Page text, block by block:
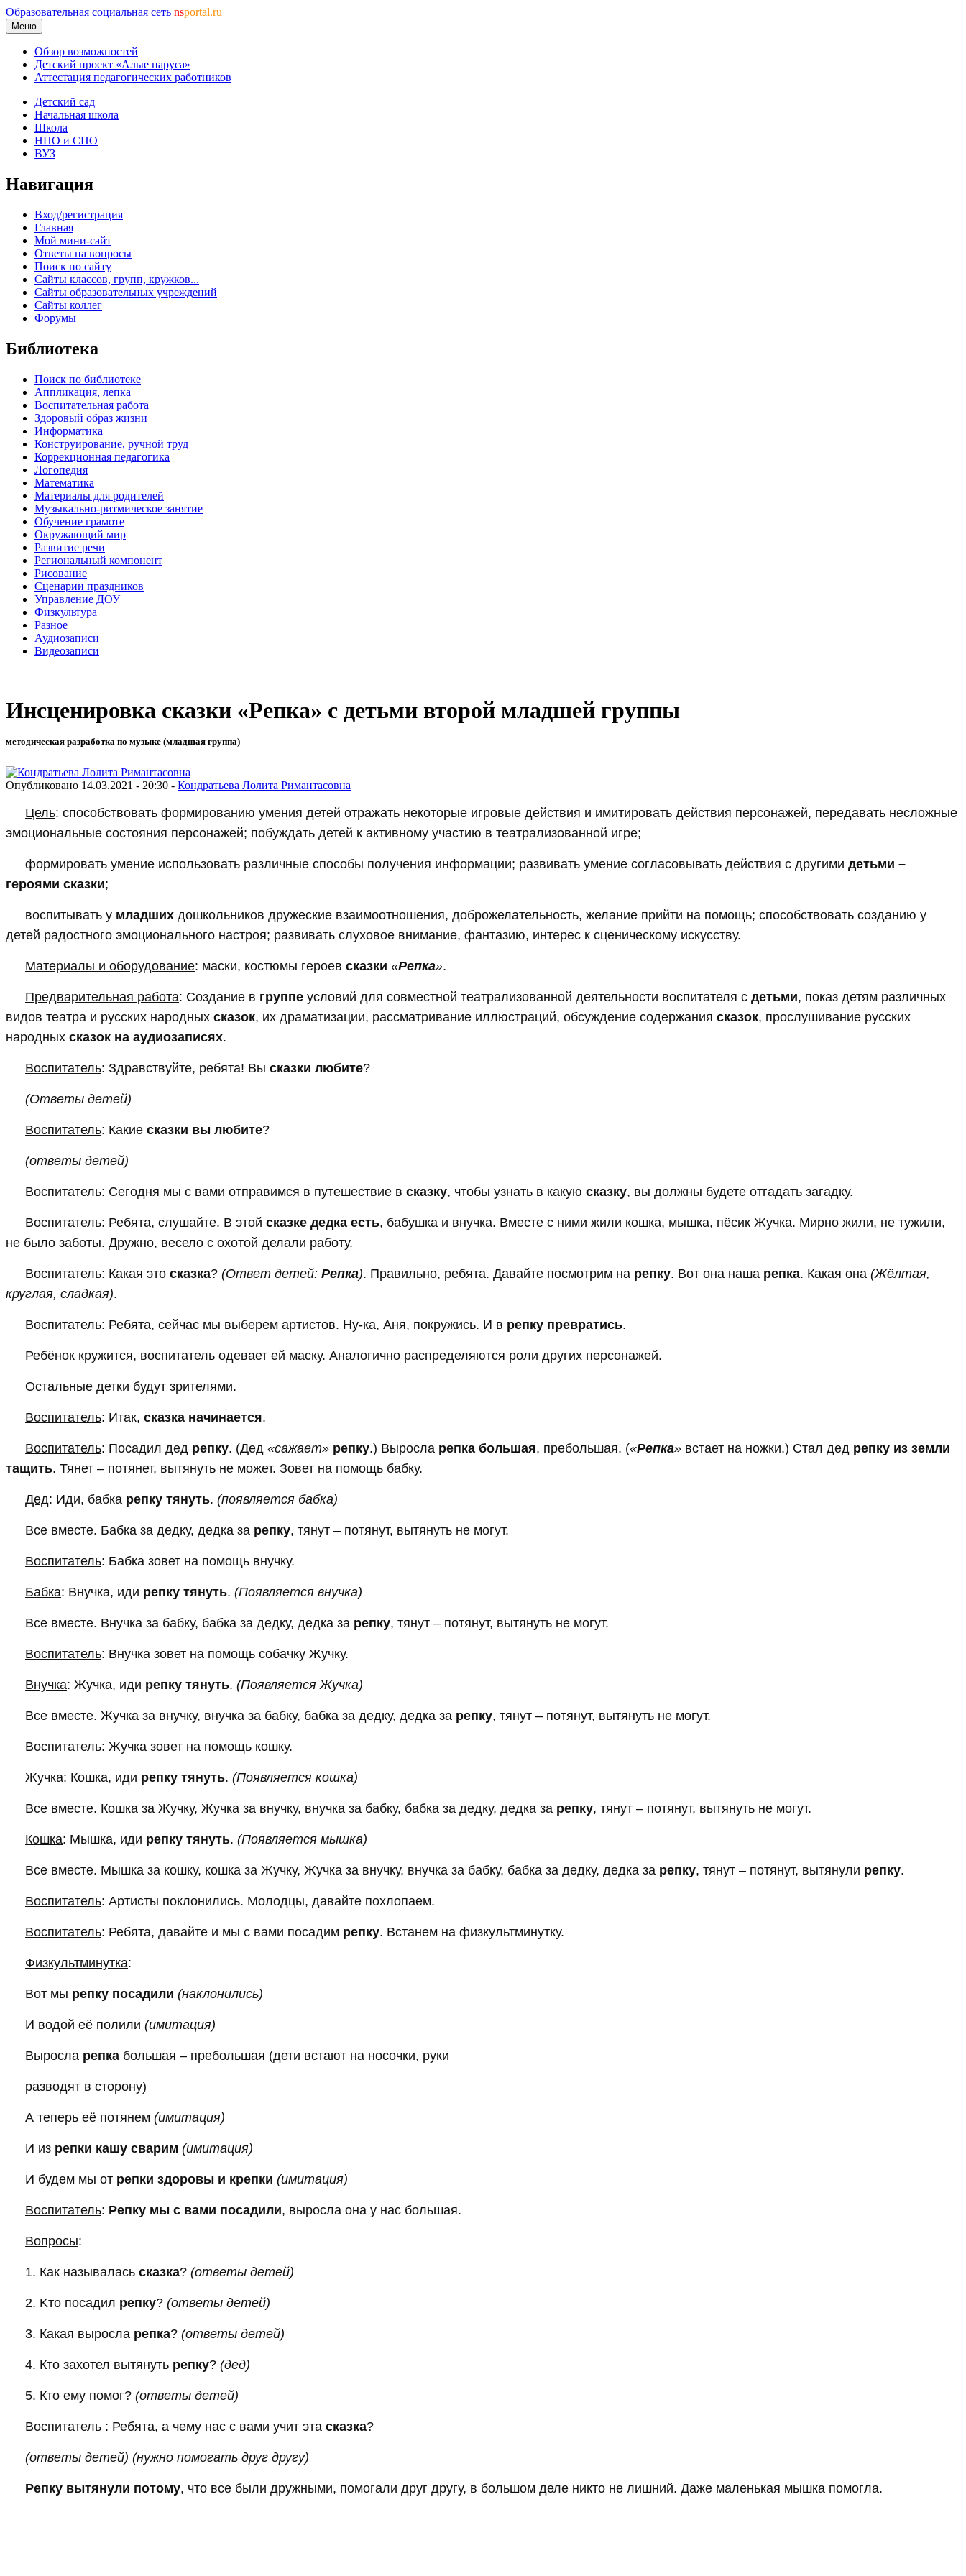
Образовательная социальная сеть nsportal.ru
Меню
Обзор возможностей
Детский проект «Алые паруса»
Аттестация педагогических работников
Детский сад
Начальная школа
Школа
НПО и СПО
ВУЗ
Навигация
Вход/регистрация
Главная
Мой мини-сайт
Ответы на вопросы
Поиск по сайту
Сайты классов, групп, кружков...
Сайты образовательных учреждений
Сайты коллег
Форумы
Библиотека
Поиск по библиотеке
Аппликация, лепка
Воспитательная работа
Здоровый образ жизни
Информатика
Конструирование, ручной труд
Коррекционная педагогика
Логопедия
Математика
Материалы для родителей
Музыкально-ритмическое занятие
Обучение грамоте
Окружающий мир
Развитие речи
Региональный компонент
Рисование
Сценарии праздников
Управление ДОУ
Физкультура
Разное
Аудиозаписи
Видеозаписи
Инсценировка сказки «Репка» с детьми второй младшей группы
методическая разработка по музыке (младшая группа)
Опубликовано 14.03.2021 - 20:30 - Кондратьева Лолита Римантасовна
Цель: способствовать формированию умения детей отражать некоторые игровые действия и имитировать действия персонажей, передавать несложные
эмоциональные состояния персонажей; побуждать детей к активному участию в театрализованной игре;
формировать умение использовать различные способы получения информации; развивать умение согласовывать действия с другими детьми –
героями сказки;
воспитывать у младших дошкольников дружеские взаимоотношения, доброжелательность, желание прийти на помощь; способствовать созданию у
детей радостного эмоционального настроя; развивать слуховое внимание, фантазию, интерес к сценическому искусству.
Материалы и оборудование: маски, костюмы героев сказки «Репка».
Предварительная работа: Создание в группе условий для совместной театрализованной деятельности воспитателя с детьми, показ детям различных
видов театра и русских народных сказок, их драматизации, рассматривание иллюстраций, обсуждение содержания сказок, прослушивание русских
народных сказок на аудиозаписях.
Воспитатель: Здравствуйте, ребята! Вы сказки любите?
(Ответы детей)
Воспитатель: Какие сказки вы любите?
(ответы детей)
Воспитатель: Сегодня мы с вами отправимся в путешествие в сказку, чтобы узнать в какую сказку, вы должны будете отгадать загадку.
Воспитатель: Ребята, слушайте. В этой сказке дедка есть, бабушка и внучка. Вместе с ними жили кошка, мышка, пёсик Жучка. Мирно жили, не тужили,
не было заботы. Дружно, весело с охотой делали работу.
Воспитатель: Какая это сказка? (Ответ детей: Репка). Правильно, ребята. Давайте посмотрим на репку. Вот она наша репка. Какая она (Жёлтая,
круглая, сладкая).
Воспитатель: Ребята, сейчас мы выберем артистов. Ну-ка, Аня, покружись. И в репку превратись.
Ребёнок кружится, воспитатель одевает ей маску. Аналогично распределяются роли других персонажей.
Остальные детки будут зрителями.
Воспитатель: Итак, сказка начинается.
Воспитатель: Посадил дед репку. (Дед «сажает» репку.) Выросла репка большая, пребольшая. («Репка» встает на ножки.) Стал дед репку из земли
тащить. Тянет – потянет, вытянуть не может. Зовет на помощь бабку.
Дед: Иди, бабка репку тянуть. (появляется бабка)
Все вместе. Бабка за дедку, дедка за репку, тянут – потянут, вытянуть не могут.
Воспитатель: Бабка зовет на помощь внучку.
Бабка: Внучка, иди репку тянуть. (Появляется внучка)
Все вместе. Внучка за бабку, бабка за дедку, дедка за репку, тянут – потянут, вытянуть не могут.
Воспитатель: Внучка зовет на помощь собачку Жучку.
Внучка: Жучка, иди репку тянуть. (Появляется Жучка)
Все вместе. Жучка за внучку, внучка за бабку, бабка за дедку, дедка за репку, тянут – потянут, вытянуть не могут.
Воспитатель: Жучка зовет на помощь кошку.
Жучка: Кошка, иди репку тянуть. (Появляется кошка)
Все вместе. Кошка за Жучку, Жучка за внучку, внучка за бабку, бабка за дедку, дедка за репку, тянут – потянут, вытянуть не могут.
Кошка: Мышка, иди репку тянуть. (Появляется мышка)
Все вместе. Мышка за кошку, кошка за Жучку, Жучка за внучку, внучка за бабку, бабка за дедку, дедка за репку, тянут – потянут, вытянули репку.
Воспитатель: Артисты поклонились. Молодцы, давайте похлопаем.
Воспитатель: Ребята, давайте и мы с вами посадим репку. Встанем на физкультминутку.
Физкультминутка:
Вот мы репку посадили (наклонились)
И водой её полили (имитация)
Выросла репка большая – пребольшая (дети встают на носочки, руки
разводят в сторону)
А теперь её потянем (имитация)
И из репки кашу сварим (имитация)
И будем мы от репки здоровы и крепки (имитация)
Воспитатель: Репку мы с вами посадили, выросла она у нас большая.
Вопросы:
1. Как называлась сказка? (ответы детей)
2. Kтo посадил репку? (ответы детей)
3. Какая выросла репка? (ответы детей)
4. Кто захотел вытянуть репку? (дед)
5. Кто ему помог? (ответы детей)
Воспитатель : Ребята, а чему нас с вами учит эта сказка?
(ответы детей) (нужно помогать друг другу)
Репку вытянули потому, что все были дружными, помогали друг другу, в большом деле никто не лишний. Даже маленькая мышка помогла.